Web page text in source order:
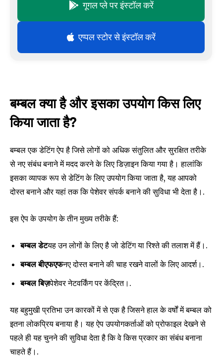
गूगल प्ले पर इंस्टॉल करें
एप्पल स्टोर से इंस्टॉल करें
बम्बल क्या है और इसका उपयोग किस लिए
किया जाता है?
बम्बल एक डेटिंग ऐप है जिसे लोगों को अधिक संतुलित और सुरक्षित तरीके
से नए संबंध बनाने में मदद करने के लिए डिज़ाइन किया गया है। हालांकि
इसका व्यापक रूप से डेटिंग के लिए उपयोग किया जाता है, यह आपको
दोस्त बनाने और यहां तक कि पेशेवर संपर्क बनाने की सुविधा भी देता है।.
इस ऐप के उपयोग के तीन मुख्य तरीके हैं:
बम्बल डेटयह उन लोगों के लिए है जो डेटिंग या रिश्ते की तलाश में हैं।.
बम्बल बीएफएफनए दोस्त बनाने की चाह रखने वालों के लिए आदर्श।.
बम्बल बिज़पेशेवर नेटवर्किंग पर केंद्रित।.
यह बहुमुखी प्रतिभा उन कारकों में से एक है जिसने हाल के वर्षों में बम्बल को
इतना लोकप्रिय बनाया है। यह ऐप उपयोगकर्ताओं को प्रोफाइल देखने से
पहले ही यह चुनने की सुविधा देता है कि वे किस प्रकार का संबंध बनाना
चाहते हैं।.